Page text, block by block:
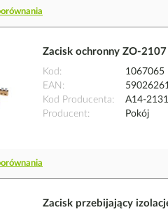
Zacisk ochronny ZO-
Kod
1067065
EAN
Kod Producenta
A14-2131
Producent
Pokój
Zacisk przebijający